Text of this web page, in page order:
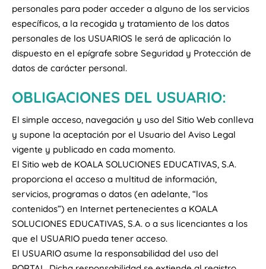
personales para poder acceder a alguno de los servicios
específicos, a la recogida y tratamiento de los datos
personales de los USUARIOS le será de aplicación lo
dispuesto en el epígrafe sobre Seguridad y Protección de
datos de carácter personal.
OBLIGACIONES DEL USUARIO:
El simple acceso, navegación y uso del Sitio Web conlleva
y supone la aceptación por el Usuario del Aviso Legal
vigente y publicado en cada momento.
El Sitio web de KOALA SOLUCIONES EDUCATIVAS, S.A.
proporciona el acceso a multitud de información,
servicios, programas o datos (en adelante, “los
contenidos”) en Internet pertenecientes a KOALA
SOLUCIONES EDUCATIVAS, S.A. o a sus licenciantes a los
que el USUARIO pueda tener acceso.
El USUARIO asume la responsabilidad del uso del